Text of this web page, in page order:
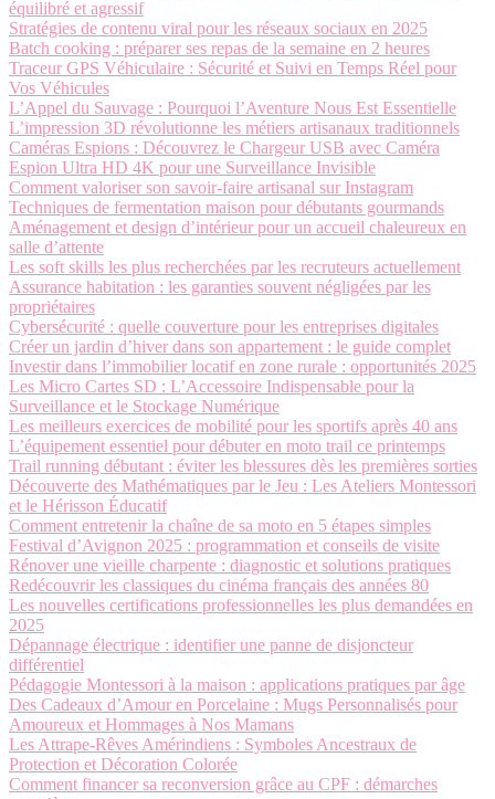
équilibré et agressif
Stratégies de contenu viral pour les réseaux sociaux en 2025
Batch cooking : préparer ses repas de la semaine en 2 heures
Traceur GPS Véhiculaire : Sécurité et Suivi en Temps Réel pour
Vos Véhicules
L’Appel du Sauvage : Pourquoi l’Aventure Nous Est Essentielle
L’impression 3D révolutionne les métiers artisanaux traditionnels
Caméras Espions : Découvrez le Chargeur USB avec Caméra
Espion Ultra HD 4K pour une Surveillance Invisible
Comment valoriser son savoir-faire artisanal sur Instagram
Techniques de fermentation maison pour débutants gourmands
Aménagement et design d’intérieur pour un accueil chaleureux en
salle d’attente
Les soft skills les plus recherchées par les recruteurs actuellement
Assurance habitation : les garanties souvent négligées par les
propriétaires
Cybersécurité : quelle couverture pour les entreprises digitales
Créer un jardin d’hiver dans son appartement : le guide complet
Investir dans l’immobilier locatif en zone rurale : opportunités 2025
Les Micro Cartes SD : L’Accessoire Indispensable pour la
Surveillance et le Stockage Numérique
Les meilleurs exercices de mobilité pour les sportifs après 40 ans
L’équipement essentiel pour débuter en moto trail ce printemps
Trail running débutant : éviter les blessures dès les premières sorties
Découverte des Mathématiques par le Jeu : Les Ateliers Montessori
et le Hérisson Éducatif
Comment entretenir la chaîne de sa moto en 5 étapes simples
Festival d’Avignon 2025 : programmation et conseils de visite
Rénover une vieille charpente : diagnostic et solutions pratiques
Redécouvrir les classiques du cinéma français des années 80
Les nouvelles certifications professionnelles les plus demandées en
2025
Dépannage électrique : identifier une panne de disjoncteur
différentiel
Pédagogie Montessori à la maison : applications pratiques par âge
Des Cadeaux d’Amour en Porcelaine : Mugs Personnalisés pour
Amoureux et Hommages à Nos Mamans
Les Attrape-Rêves Amérindiens : Symboles Ancestraux de
Protection et Décoration Colorée
Comment financer sa reconversion grâce au CPF : démarches